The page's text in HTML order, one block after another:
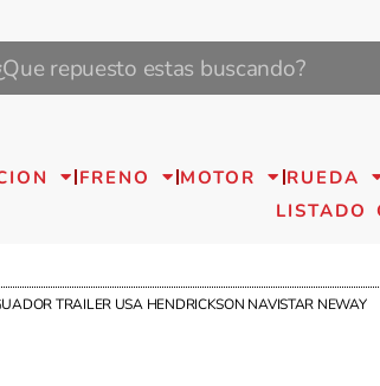
FRENO MOTOR RUEDA
LISTADO
TRAILER USA HENDRICKSON NAVISTAR NEWAY